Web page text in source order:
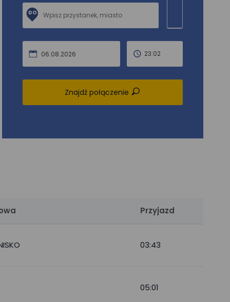
DO
06.08.2026 23:02
Znajdź połączenie
Przyjazd
03:43
05:01